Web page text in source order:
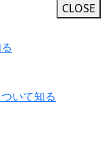
CLOSE
いて知る